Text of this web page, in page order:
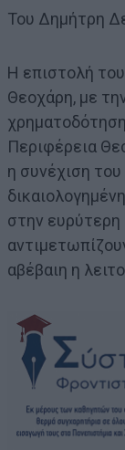
Του Δημήτρη
Η επιστολή
Θεοχάρη, με
Περιφέρεια
η συνέχιση
στην ευρύτερη
αβέβαιη η